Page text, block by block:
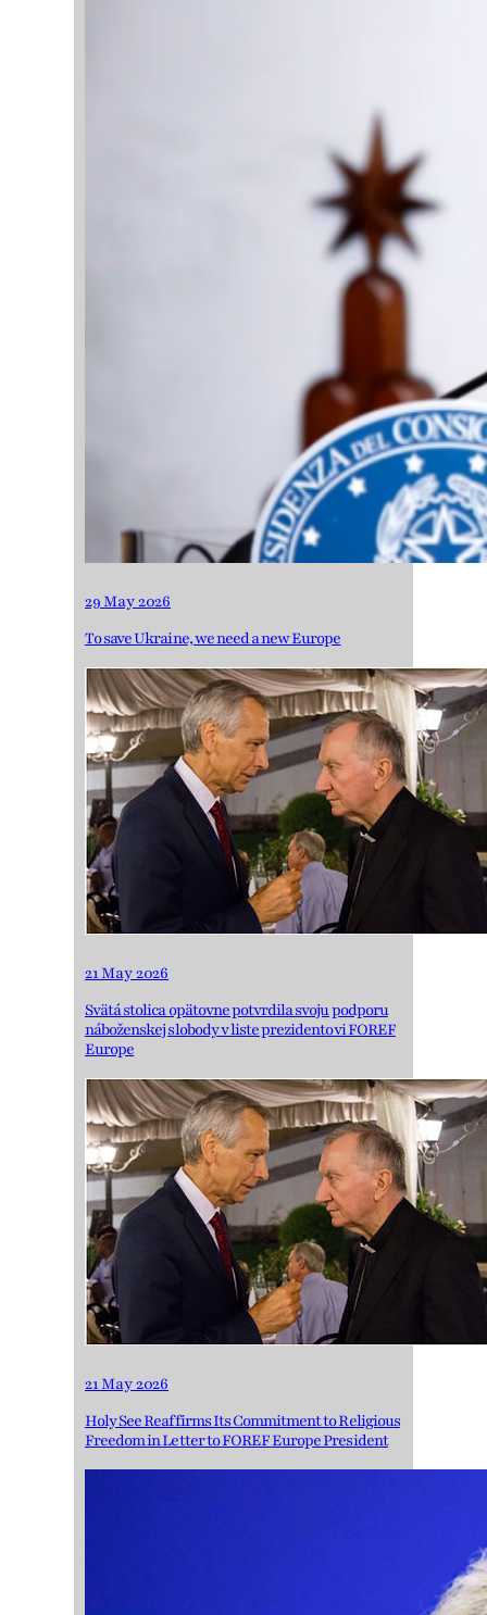
29 May 2026
To save Ukraine, we need a new Europe
21 May 2026
Svätá stolica opätovne potvrdila svoju podporu
náboženskej slobody v liste prezidentovi FOREF
Europe
21 May 2026
Holy See Reaffirms Its Commitment to Religious
Freedom in Letter to FOREF Europe President